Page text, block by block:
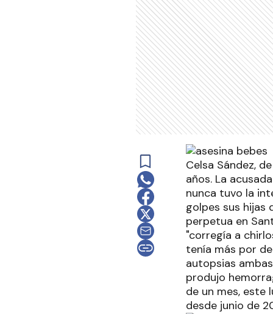
Celsa Sández,
años. La
nunca tuvo la
golpes sus hijas
perpetua en
"corregía a
tenía más por
autopsias
produjo
de un mes, este
desde junio de